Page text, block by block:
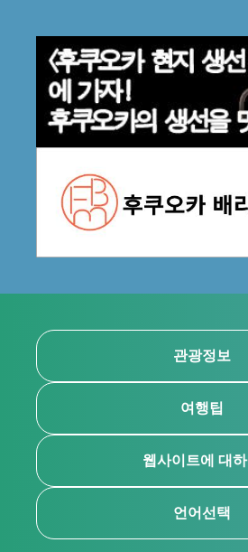
관광정보
여행팁
웹사이트에 대하
언어선택